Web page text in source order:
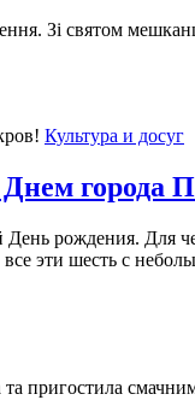
Зі святом
Культура и досуг
города
рождения. Для
эти шесть с